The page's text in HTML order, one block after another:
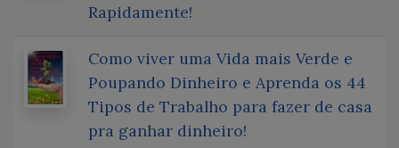
Rapidamente!
Como viver uma Vida mais Verde e
Poupando Dinheiro e Aprenda os 44
Tipos de Trabalho para fazer de casa
pra ganhar dinheiro!